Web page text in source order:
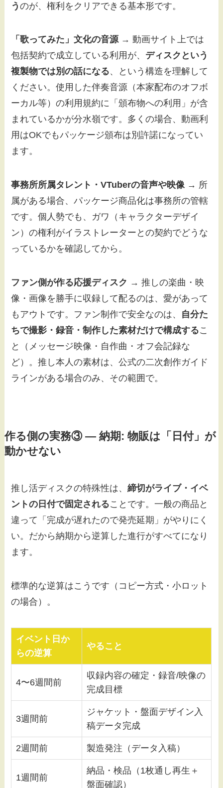
うのが、権利をクリアできる基本形です。
「歌ってみた」文化の音源→ 動画サイト上では
包括契約で成立している利用が、 ディスクという
複製物では別の話になる、という構造を理解して
ください。使用した伴奏音源（本家配布のオフボ
ーカル等）の利用規約に「頒布物への利用」が含
まれているかが分水嶺です。多くの場合、動画利
用はOKでもパッケージ頒布は別許諾になってい
ます。
事務所所属タレント・VTuberの音声や映像→ 所
属がある場合、パッケージ商品化は事務所の管轄
です。個人勢でも、ガワ（キャラクターデザイ
ン）の権利がイラストレーターとの契約でどうな
っているかを確認してから。
ファン側が作る応援ディスク → 推しの楽曲・映
像・画像を勝手に収録して配るのは、愛があって
もアウトです。ファン制作で安全なのは、 自分た
ちで撮影・録音・制作した素材だけで構成するこ
と（メッセージ映像・自作曲・オフ会記録な
ど）。推し本人の素材は、公式の二次創作ガイド
ラインがある場合のみ、その範囲で。
作る側の実務③ — 納期: 物販は「日付」が
動かせない
推し活ディスクの特殊性は、締切がライブ・イベ
ントの日付で固定されることです。一般の商品と
違って「完成が遅れたので発売延期」がやりにく
い。だから納期から逆算した進行がすべてになり
ます。
標準的な逆算はこうです（コピー方式・小ロット
の場合）。
イベント日か
らの逆算
やること
4〜6週間前
収録内容の確定・録音/映像の
完成目標
3週間前
ジャケット・盤面デザイン入
稿データ完成
2週間前 製造発注（データ入稿）
1週間前
納品・検品（1枚通し再生＋
盤面確認）